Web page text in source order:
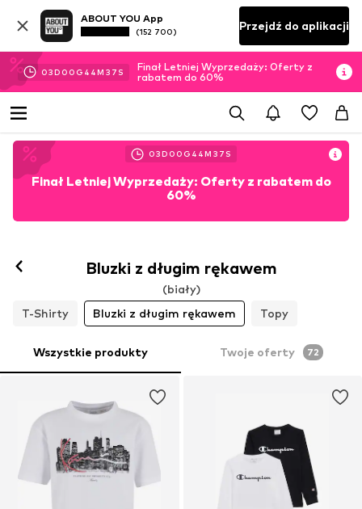
ABOUT YOU App
(152 700) Przejdź do aplikacji
03D 00 G 44M 35 S
Finał Letniej Wyprzedaży: Oferty z
rabatem do 60%
03D 00 G 44M 35 S
Finał Letniej Wyprzedaży: Oferty z rabatem do
60%
Bluzki z długim rękawem
(biały)
T-Shirty
Bluzki z długim rękawem Topy
Wszystkie produkty Twoje oferty 72